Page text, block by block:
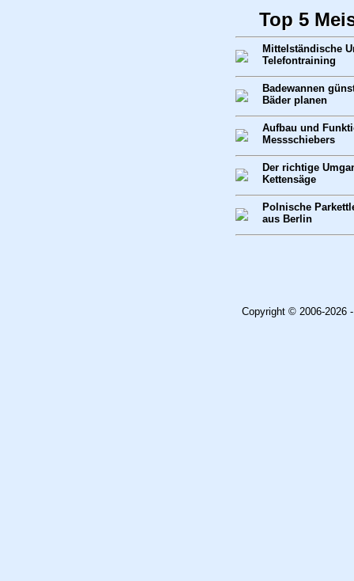
Top 5
Mittelständische
Telefontraining
Badewannen
Bäder planen
Aufbau und
Messschiebers
Der richtige
Kettensäge
Polnische
aus Berlin
Copyright © 2006-